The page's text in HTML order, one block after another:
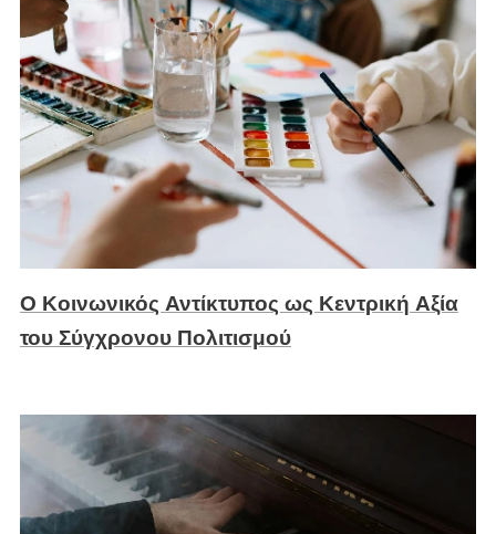
Ο Κοινωνικός Αντίκτυπος ως Κεντρική Αξία
του Σύγχρονου Πολιτισμού